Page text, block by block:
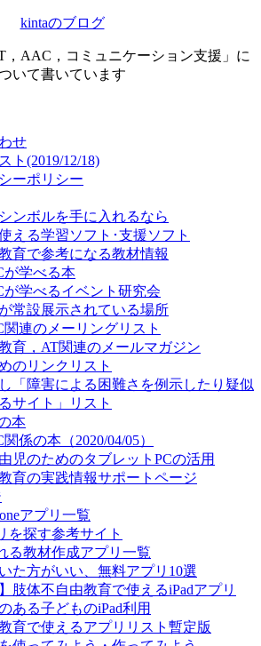
kintaのブログ
，AAC，コミュニケーション支援」に
いて書いています
せ
ト(2019/12/18)
ーポリシー
ンボルを手に入れるなら
える学習ソフト･支援ソフト
育で参考になる教材情報
が学べる本
が学べるイベント研究会
常設展示されている場所
連のメーリングリスト
育，AT関連のメールマガジン
のリンクリスト
「障害による困難さを例示したり疑似
サイト」リスト
本
係の本（2020/04/05）
児のためのタブレットPCの活用
育の実践情報サポートページ
アプリ一覧
を探す参考サイト
る教材作成アプリ一覧
た方がいい、無料アプリ10選
肢体不自由教育で使えるiPadアプリ
ある子どものiPad利用
育で使えるアプリリスト暫定版